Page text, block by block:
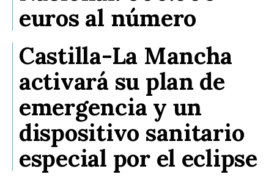
euros al número
Castilla-La Mancha
activará su plan de
emergencia y un
dispositivo sanitario
especial por el eclipse